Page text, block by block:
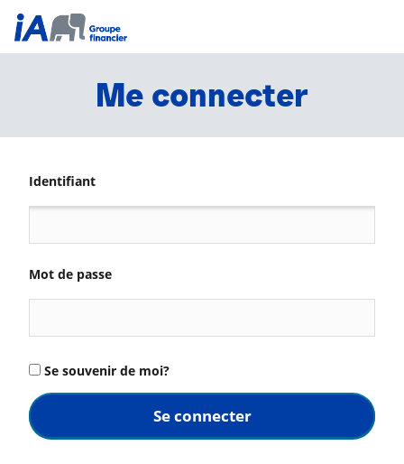
Me connecter
Identifiant
Mot de passe
Se souvenir de moi?